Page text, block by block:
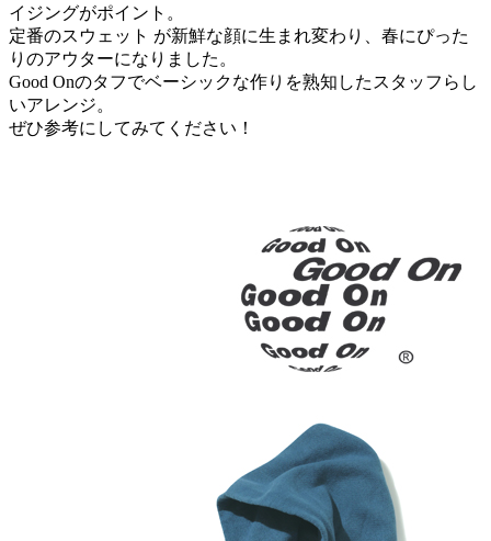
イジングがポイント。
定番のスウェット が新鮮な顔に生まれ変わり、春にぴった
りのアウターになりました。
Good Onのタフでベーシックな作りを熟知したスタッフらし
いアレンジ。
ぜひ参考にしてみてください！